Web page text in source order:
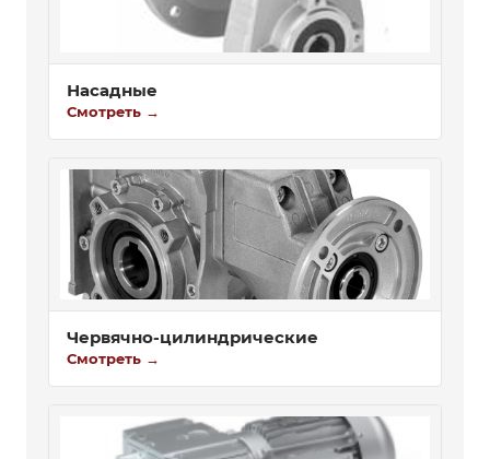
Насадные
Смотреть →
Червячно-цилиндрические
Смотреть →